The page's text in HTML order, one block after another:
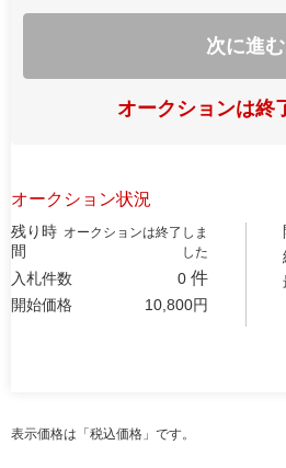
次に進む
オークションは終
オークション状況
残り時
間
オークションは終了しま
した
入札件数 0 件
開始価格 10,800円
表示価格は「税込価格」です。